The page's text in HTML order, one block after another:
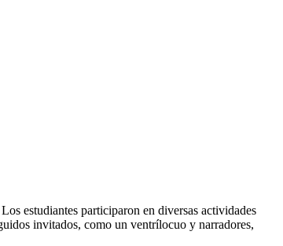
estudiantes participaron en diversas actividades
invitados, como un ventrílocuo y narradores,